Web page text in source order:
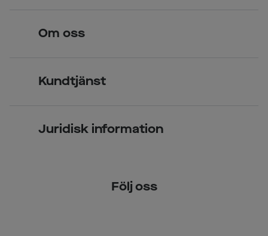
Över 70 butiker
Kontaktlinser
Om oss
Kundtjänst
Juridisk information
Följ oss